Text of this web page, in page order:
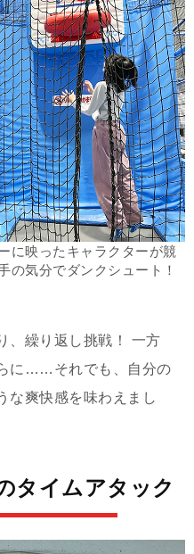
に映ったキャラクターが競
の気分でダンクシュート！
、繰り返し挑戦！ 一方
に……それでも、自分の
な爽快感を味わえまし
タイムアタック